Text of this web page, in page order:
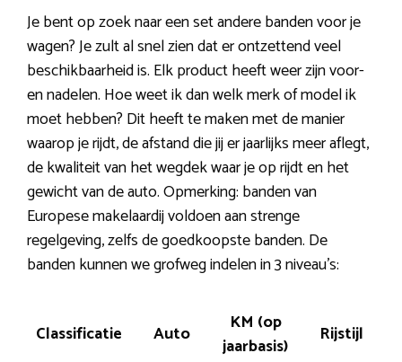
Je bent op zoek naar een set andere banden voor je
wagen? Je zult al snel zien dat er ontzettend veel
beschikbaarheid is. Elk product heeft weer zijn voor-
en nadelen. Hoe weet ik dan welk merk of model ik
moet hebben? Dit heeft te maken met de manier
waarop je rijdt, de afstand die jij er jaarlijks meer aflegt,
de kwaliteit van het wegdek waar je op rijdt en het
gewicht van de auto. Opmerking: banden van
Europese makelaardij voldoen aan strenge
regelgeving, zelfs de goedkoopste banden. De
banden kunnen we grofweg indelen in 3 niveau’s:
Classificatie Auto
KM (op
jaarbasis)
Rijstijl